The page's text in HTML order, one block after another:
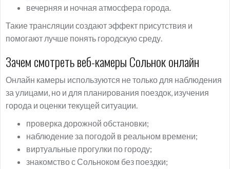
вечерняя и ночная атмосфера города.
Такие трансляции создают эффект присутствия и
помогают лучше понять городскую среду.
Зачем смотреть веб-камеры Сольнок онлайн
Онлайн камеры используются не только для наблюдения
за улицами, но и для планирования поездок, изучения
города и оценки текущей ситуации.
проверка дорожной обстановки;
наблюдение за погодой в реальном времени;
виртуальные прогулки по городу;
знакомство с Сольноком без поездки;